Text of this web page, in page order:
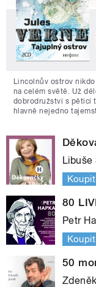
Lincolnův ostrov
na celém světě. Už
dobrodružství s pěticí
hlavně nejedno
Libuše
Koupit
80
Petr
Koupit
50